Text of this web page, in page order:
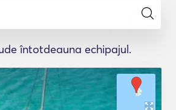
întotdeauna echipajul.